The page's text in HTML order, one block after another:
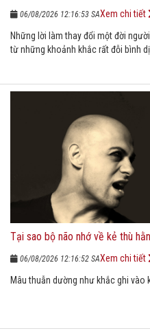
06/08/2026 12:16:53 SA
Những lời làm thay đổi một đời
từ những khoảnh khắc rất đỗi bình dị.
Xem chi tiết
Tại sao bộ não nhớ về kẻ thù
06/08/2026 12:16:52 SA
Mâu thuẫn dường như khắc ghi vào
Xem chi tiết